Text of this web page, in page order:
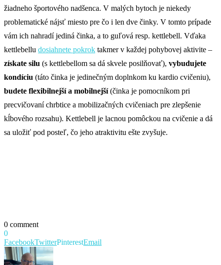
žiadneho športového nadšenca. V malých bytoch je niekedy
problematické nájsť miesto pre čo i len dve činky. V tomto prípade
vám ich nahradí jediná činka, a to guľová resp. kettlebell. Vďaka
kettlebellu dosiahnete pokrok takmer v každej pohybovej aktivite –
získate silu (s kettlebellom sa dá skvele posilňovať), vybudujete
kondíciu (táto činka je jedinečným doplnkom ku kardio cvičeniu),
budete flexibilnejší a mobilnejší(činka je pomocníkom pri
precvičovaní chrbtice a mobilizačných cvičeniach pre zlepšenie
kĺbového rozsahu). Kettlebell je lacnou pomôckou na cvičenie a dá
sa uložiť pod posteľ, čo jeho atraktivitu ešte zvyšuje.
0 comment
0
FacebookTwitterPinterestEmail